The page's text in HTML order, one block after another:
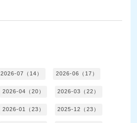
2026-07（14） 2026-06（17）
2026-04（20） 2026-03（22）
2026-01（23） 2025-12（23）